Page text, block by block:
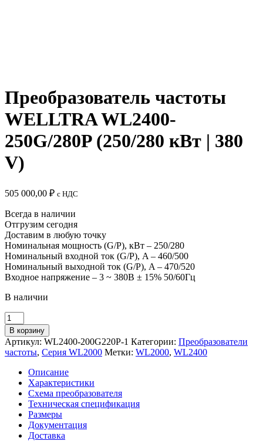
Преобразователь частоты
WELLTRA WL2400-
250G/280P (250/280 кВт | 380
V)
505 000,00 ₽ c НДС
Всегда в наличии
Отгрузим сегодня
Доставим в любую точку
Номинальная мощность (G/P), кВт – 250/280
Номинальный входной ток (G/P), A – 460/500
Номинальный выходной ток (G/P), A – 470/520
Входное напряжение – 3 ~ 380B ± 15% 50/60Гц
В наличии
Количество
товара
Преобразователь
частоты
WELLTRA
WL2400-
250G/280P
(250/280
кВт
В корзину
Артикул: WL2400-200G220P-1 Категории: Преобразователи
частоты, Серия WL2000 Метки: WL2000, WL2400
Описание
Характеристики
Схема преобразователя
Техническая спецификация
Размеры
Документация
Доставка